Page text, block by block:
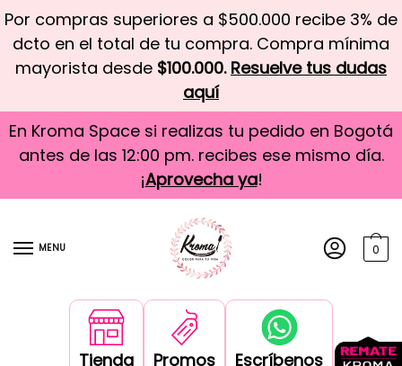
Por compras superiores a $500.000 recibe 3% de
dcto en el total de tu compra. Compra mínima
mayorista desde $100.000. Resuelve tus dudas
aquí
En Kroma Space si realizas tu pedido en Bogotá
antes de las 12:00 pm. recibes ese mismo día.
¡Aprovecha ya!
MENU 0
Tienda Promos Escríbenos